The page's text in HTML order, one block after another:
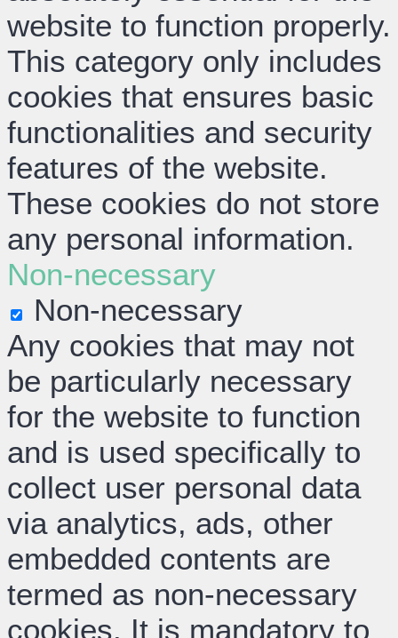
website to function properly.
This category only includes
cookies that ensures basic
functionalities and security
features of the website.
These cookies do not store
any personal information.
Non-necessary
Non-necessary
Any cookies that may not
be particularly necessary
for the website to function
and is used specifically to
collect user personal data
via analytics, ads, other
embedded contents are
termed as non-necessary
cookies. It is mandatory to